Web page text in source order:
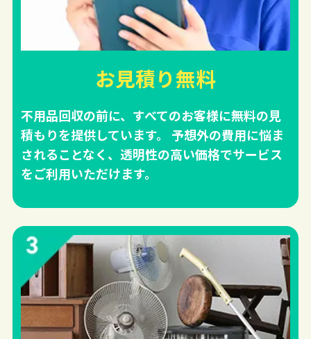
お見積り無料
不用品回収の前に、すべてのお客様に無料の見
積もりを提供しています。 予想外の費用に悩ま
されることなく、透明性の高い価格でサービス
をご利用いただけます。